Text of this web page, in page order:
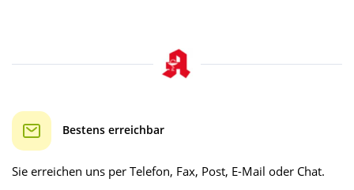
Bestens erreichbar
Sie erreichen uns per Telefon, Fax, Post, E-Mail oder Chat.